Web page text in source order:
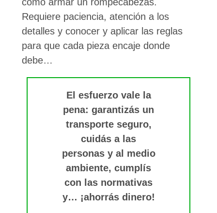
Requiere paciencia, atención a los
detalles y conocer y aplicar las reglas
para que cada pieza encaje donde
debe…
El esfuerzo vale la
pena: garantizás un
transporte seguro,
cuidás a las
personas y al medio
ambiente, cumplís
con las normativas
y… ¡ahorrás dinero!